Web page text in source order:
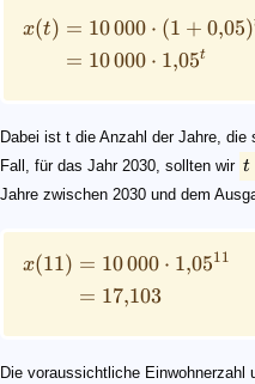
x(t) = 10000 ⋅ (1 + 0,05)
= 10000 ⋅ 1,05t
Dabei ist t die Anzahl der Jahre,
Fall, für das Jahr 2030, sollten wir t
Jahre zwischen 2030 und dem
x(11) = 10000 ⋅ 1,0511
= 17,103
Die voraussichtliche